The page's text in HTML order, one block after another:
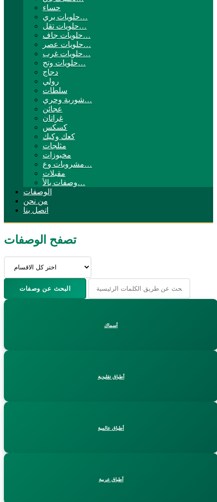
حساء
حلويات بري…
حلويات تقل…
حلويات جاف…
حلويات عصر…
حلويات غرب…
حلويات وتح…
دجاج
رولي
سلطات
شوربة وحري…
عجائن
غراتان
كسكس
كعك وكيك
مثلجات
مخبوزات
مشروبات وع…
مقبلات
وصفات بالأ…
الوصفات
من نحن
اتصل بنا
تصفح الوصفات
البحث عن وصفات
أسماك
أطباق تقليدية
أطباق عالمية
أطباق عربية